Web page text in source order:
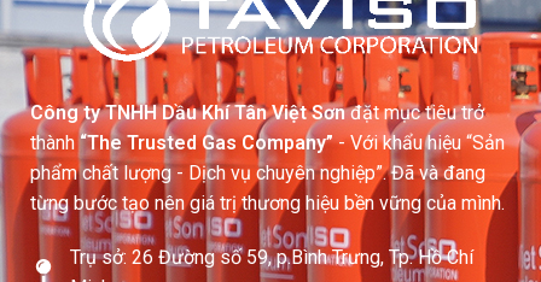
Công ty TNHH Dầu Khí Tân Việt Sơnđặt mục tiêu trở
thành “The Trusted Gas Company”- Với khẩu hiệu “Sản
phẩm chất lượng - Dịch vụ chuyên nghiệp”. Đã và đang
từng bước tạo nên giá trị thương hiệu bền vững của mình.
Trụ sở: 26 Đường số 59, p.Bình Trưng, Tp. Hồ Chí